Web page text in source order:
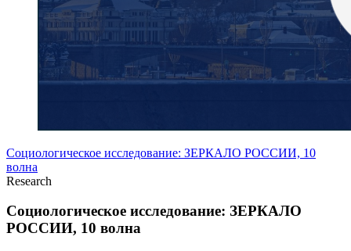
Социологическое исследование: ЗЕРКАЛО РОССИИ, 10
волна
Research
Социологическое исследование: ЗЕРКАЛО
РОССИИ, 10 волна